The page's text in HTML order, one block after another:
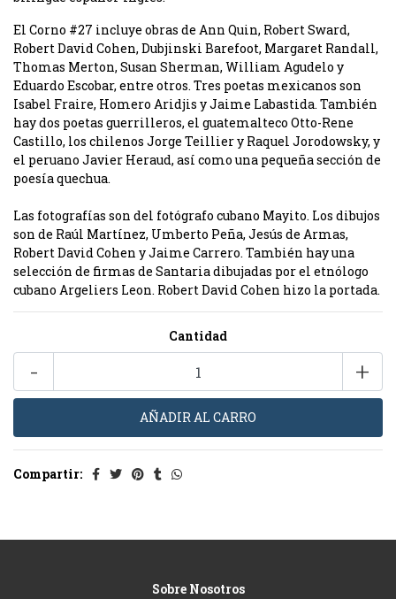
El Corno #27 incluye obras de Ann Quin, Robert Sward,
Robert David Cohen, Dubjinski Barefoot, Margaret Randall,
Thomas Merton, Susan Sherman, William Agudelo y
Eduardo Escobar, entre otros. Tres poetas mexicanos son
Isabel Fraire, Homero Aridjis y Jaime Labastida. También
hay dos poetas guerrilleros, el guatemalteco Otto-Rene
Castillo, los chilenos Jorge Teillier y Raquel Jorodowsky, y
el peruano Javier Heraud, así como una pequeña sección de
poesía quechua.
Las fotografías son del fotógrafo cubano Mayito. Los dibujos
son de Raúl Martínez, Umberto Peña, Jesús de Armas,
Robert David Cohen y Jaime Carrero. También hay una
selección de firmas de Santaria dibujadas por el etnólogo
cubano Argeliers Leon. Robert David Cohen hizo la portada.
Cantidad
+
-
Compartir:
Sobre Nosotros